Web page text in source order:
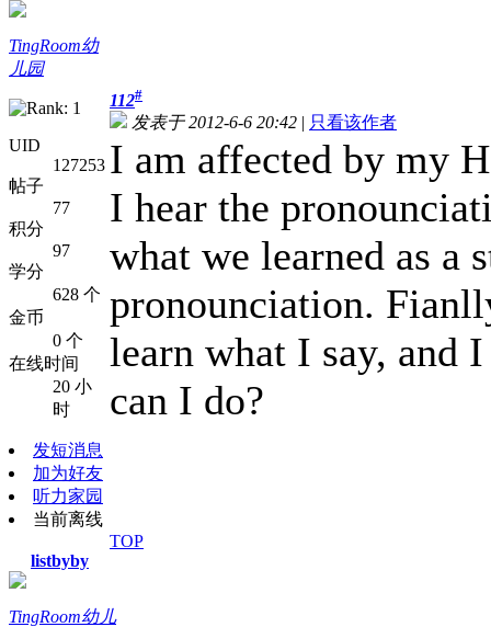
TingRoom幼
儿园
UID
127253
帖子
77
积分
97
学分
628 个
金币
0 个
在线时间
20 小
时
发短消息
加为好友
听力家园
当前离线
112#
发表于 2012-6-6 20:42 | 只看该作者
I am affected by my
I hear the
what we learned as a
pronounciation.
learn what I say, and
can I do?
TOP
listbyby
TingRoom幼儿